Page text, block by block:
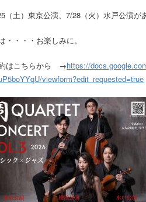
（土）東京公演、7/28（火）水戸公演が
・・・・お楽しみに。
はこちらから →https://
viewform?edit_requested=true